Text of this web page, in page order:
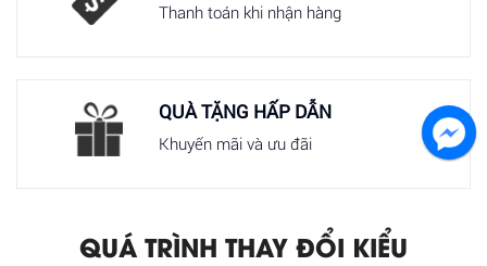
Thanh toán khi nhận hàng
QUÀ TẶNG HẤP DẪN
Khuyến mãi và ưu đãi
QUÁ TRÌNH THAY ĐỔI KIỂU